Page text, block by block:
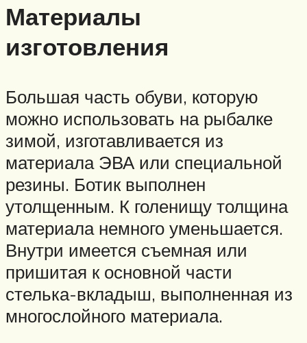
Материалы
изготовления
Большая часть обуви, которую
можно использовать на рыбалке
зимой, изготавливается из
материала ЭВА или специальной
резины. Ботик выполнен
утолщенным. К голенищу толщина
материала немного уменьшается.
Внутри имеется съемная или
пришитая к основной части
стелька-вкладыш, выполненная из
многослойного материала.